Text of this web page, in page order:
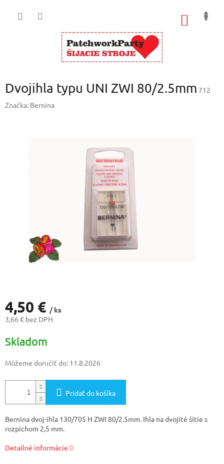
Dvojihla typu UNI ZWI 80/2.5mm 712
Značka: Bernina
4,50 € / ks
3,66 € bez DPH
cena:
Skladom
Môžeme doručiť do: 11.8.2026
Pridať do košíka
Bernina dvoj-ihla 130/705 H ZWI 80/2.5mm. Ihla na dvojité šitie s
rozpichom 2,5 mm.
Detailné informácie